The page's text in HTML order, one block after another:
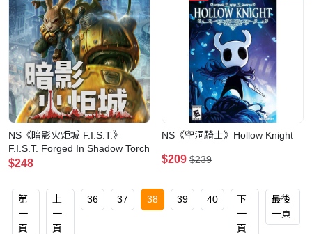
NS《暗影火炬城 F.I.S.T.》
F.I.S.T. Forged In Shadow Torch
$248
NS《空洞騎士》Hollow Knight
$209 $239
第
一
頁
上
一
頁
36 37 38 39 40
下
一
頁
最後
一頁